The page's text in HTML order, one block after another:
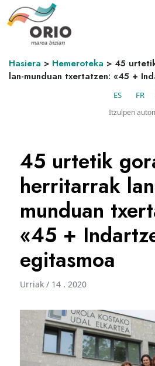
Hasiera > Hemeroteka > 45
lan-munduan txertatzen: «45 +
ES FR
Itzulpen
45 urtetik
herritarrak
munduan
«45 +
egitasmoa
Urriak / 14 . 2020